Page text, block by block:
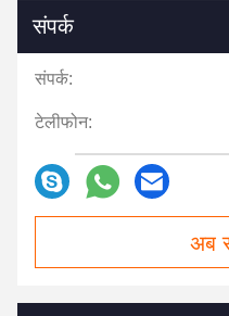
संपर्क
संपर्क:
टेलीफोन:
अब